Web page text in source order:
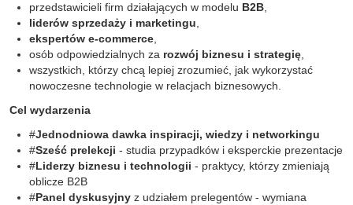
przedstawicieli firm działających w modelu B2B,
liderów sprzedaży i marketingu,
ekspertów e-commerce,
osób odpowiedzialnych za rozwój biznesu i strategię,
wszystkich, którzy chcą lepiej zrozumieć, jak wykorzystać
nowoczesne technologie w relacjach biznesowych.
Cel wydarzenia
#Jednodniowa dawka inspiracji, wiedzy i networkingu
#Sześć prelekcji - studia przypadków i eksperckie prezentacje
#Liderzy biznesu i technologii - praktycy, którzy zmieniają
oblicze B2B
#Panel dyskusyjny z udziałem prelegentów - wymiana